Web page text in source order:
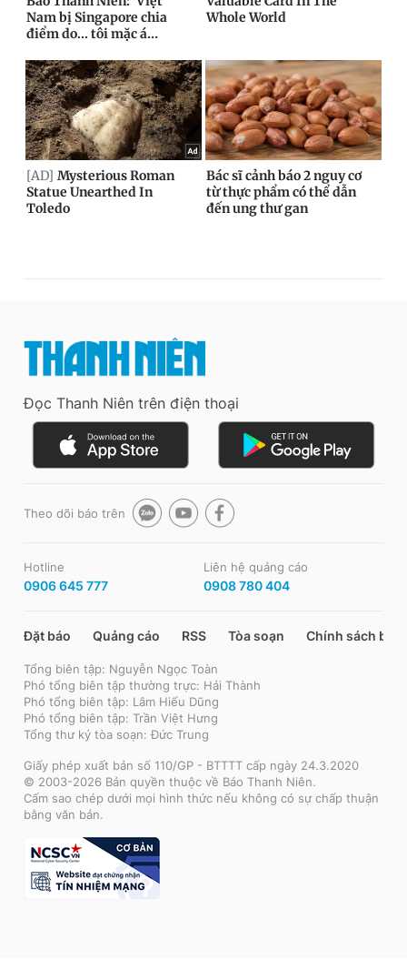
Đọc Thanh Niên trên điện thoại
Theo dõi báo trên
Hotline
0906 645 777
Liên hệ quảng cáo
0908 780 404
Đặt báo Quảng cáo RSS Tòa soạn Chính sách bảo
Tổng biên tập: Nguyễn Ngọc Toàn
Phó tổng biên tập thường trực: Hải Thành
Phó tổng biên tập: Lâm Hiếu Dũng
Phó tổng biên tập: Trần Việt Hưng
Tổng thư ký tòa soạn: Đức Trung
Giấy phép xuất bản số 110/GP - BTTTT cấp ngày 24.3.2020
© 2003-2026 Bản quyền thuộc về Báo Thanh Niên.
Cấm sao chép dưới mọi hình thức nếu không có sự chấp thuận
bằng văn bản.